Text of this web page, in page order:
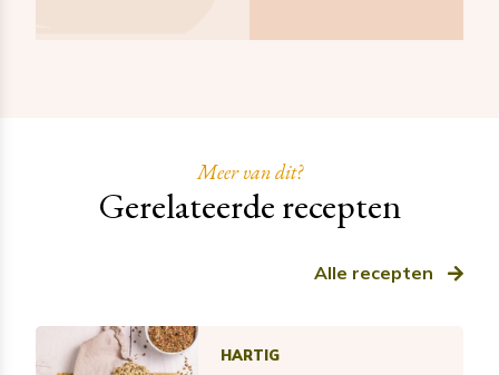
Meer van dit?
Gerelateerde recepten
Alle recepten
HARTIG